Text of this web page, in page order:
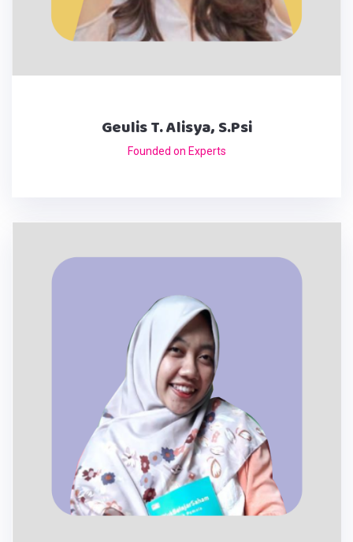
Geulis T. Alisya, S.Psi
Founded on Experts